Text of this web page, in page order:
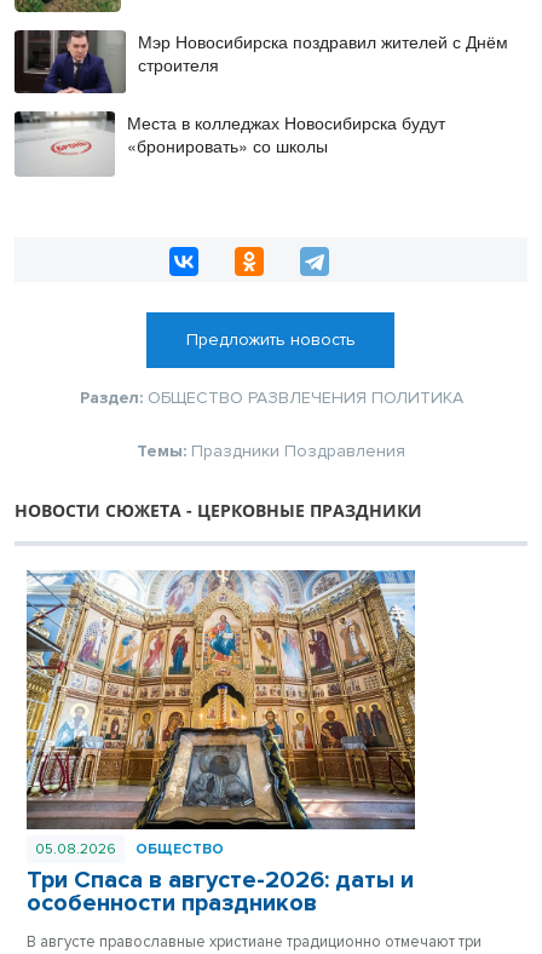
Мэр Новосибирска поздравил жителей с Днём
строителя
Места в колледжах Новосибирска будут
«бронировать» со школы
Предложить новость
Раздел: ОБЩЕСТВО РАЗВЛЕЧЕНИЯ ПОЛИТИКА
Темы: Праздники Поздравления
НОВОСТИ СЮЖЕТА - ЦЕРКОВНЫЕ ПРАЗДНИКИ
05.08.2026 ОБЩЕСТВО
Три Спаса в августе-2026: даты и
особенности праздников
В августе православные христиане традиционно отмечают три